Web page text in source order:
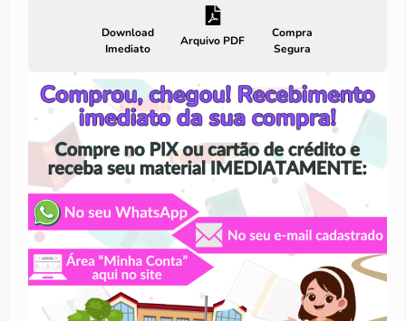
Download
Imediato
Arquivo PDF
Compra
Segura